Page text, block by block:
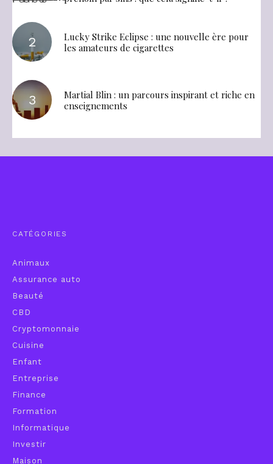
Lucky Strike Eclipse : une nouvelle ère pour
les amateurs de cigarettes
Martial Blin : un parcours inspirant et riche en
enseignements
CATÉGORIES
Animaux
Assurance auto
Beauté
CBD
Cryptomonnaie
Cuisine
Enfant
Entreprise
Finance
Formation
Informatique
Investir
Maison